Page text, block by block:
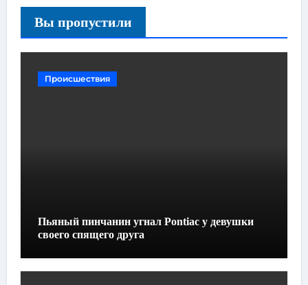
Вы пропустили
Происшествия
Пьяный пинчанин угнал Pontiac у девушки
своего спящего друга